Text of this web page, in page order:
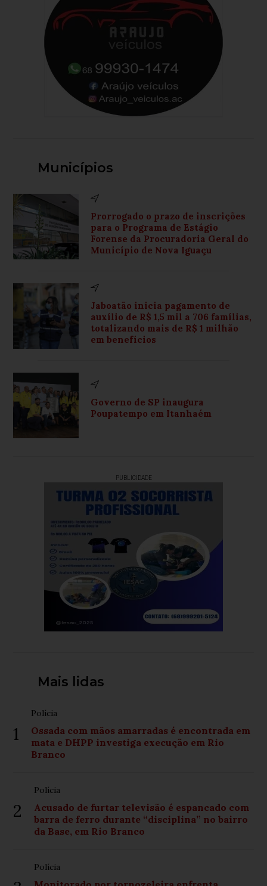
Municípios
Prorrogado o prazo de inscrições
para o Programa de Estágio
Forense da Procuradoria Geral do
Município de Nova Iguaçu
Jaboatão inicia pagamento de
auxílio de R$ 1,5 mil a 706 famílias,
totalizando mais de R$ 1 milhão
em benefícios
Governo de SP inaugura
Poupatempo em Itanhaém
PUBLICIDADE
Mais lidas
1
Polícia
Ossada com mãos amarradas é encontrada em
mata e DHPP investiga execução em Rio
Branco
2
Polícia
Acusado de furtar televisão é espancado com
barra de ferro durante “disciplina” no bairro
da Base, em Rio Branco
Polícia